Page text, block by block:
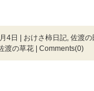
4日 | おけさ柿日記, 佐渡の
渡の草花| Comments(0)